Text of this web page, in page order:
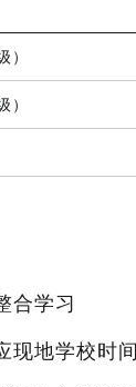
）
）
合学习
现地学校时间